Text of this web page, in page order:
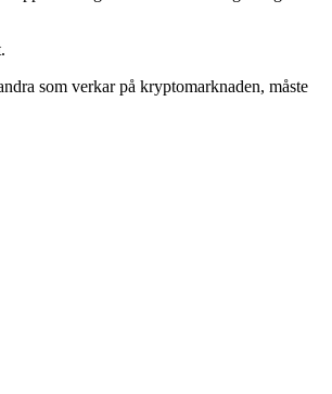
som verkar på kryptomarknaden, måste